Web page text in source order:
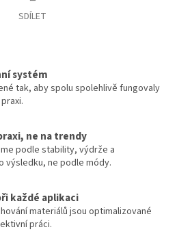
SDÍLET
systém
tak, aby spolu spolehlivě fungovaly
ne na trendy
podle stability, výdrže a
výsledku, ne podle módy.
každé aplikaci
materiálů jsou optimalizované
práci.